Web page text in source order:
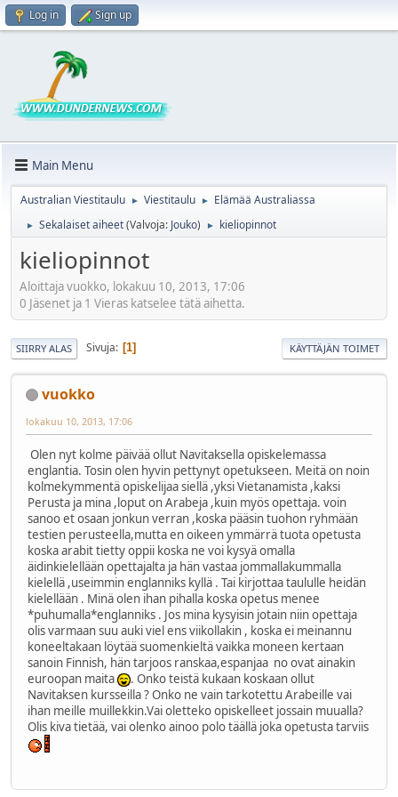
Log in Sign up
Main Menu
Australian Viestitaulu ► Viestitaulu ► Elämää Australiassa
► Sekalaiset aiheet(Valvoja: Jouko) ► kieliopinnot
kieliopinnot
Aloittaja vuokko, lokakuu 10, 2013, 17:06
0 Jäsenet ja 1 Vieras katselee tätä aihetta.
SIIRRY ALAS Sivuja 1 KÄYTTÄJÄN TOIMET
vuokko
lokakuu 10, 2013, 17:06
Olen nyt kolme päivää ollut Navitaksella opiskelemassa
englantia. Tosin olen hyvin pettynyt opetukseen. Meitä on noin
kolmekymmentä opiskelijaa siellä ,yksi Vietanamista ,kaksi
Perusta ja mina ,loput on Arabeja ,kuin myös opettaja. voin
sanoo et osaan jonkun verran ,koska pääsin tuohon ryhmään
testien perusteella,mutta en oikeen ymmärrä tuota opetusta
koska arabit tietty oppii koska ne voi kysyä omalla
äidinkielellään opettajalta ja hän vastaa jommallakummalla
kielellä ,useimmin englanniks kyllä . Tai kirjottaa taululle heidän
kielellään . Minä olen ihan pihalla koska opetus menee
*puhumalla*englanniks . Jos mina kysyisin jotain niin opettaja
olis varmaan suu auki viel ens viikollakin , koska ei meinannu
koneeltakaan löytää suomenkieltä vaikka moneen kertaan
sanoin Finnish, hän tarjoos ranskaa,espanjaa no ovat ainakin
euroopan maita
. Onko teistä kukaan koskaan ollut
Navitaksen kursseilla ? Onko ne vain tarkotettu Arabeille vai
ihan meille muillekkin.Vai oletteko opiskelleet jossain muualla?
Olis kiva tietää, vai olenko ainoo polo täällä joka opetusta tarviis